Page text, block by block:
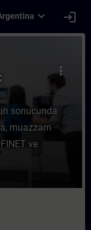
expand_more login
more_vert
sonucunda
muazzam
ve